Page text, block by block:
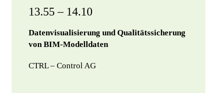
13.55 – 14.10
Datenvisualisierung und Qualitätssicherung
von BIM-Modelldaten
CTRL – Control AG